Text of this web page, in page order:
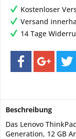
Kostenloser
Versand
14 Tage
Beschreibung
Das Lenovo
Generation, 12 GB